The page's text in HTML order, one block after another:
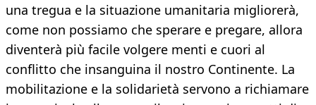
una tregua e la situazione umanitaria migliorerà,
come non possiamo che sperare e pregare, allora
diventerà più facile volgere menti e cuori al
conflitto che insanguina il nostro Continente. La
mobilitazione e la solidarietà servono a richiamare